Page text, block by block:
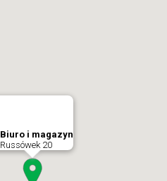
Biuro i magazyn
Russówek 20